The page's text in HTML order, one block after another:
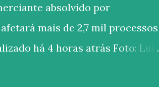
absolvido por
mais de 2,7 mil processos
há 4 horas atrás Foto: Luiz